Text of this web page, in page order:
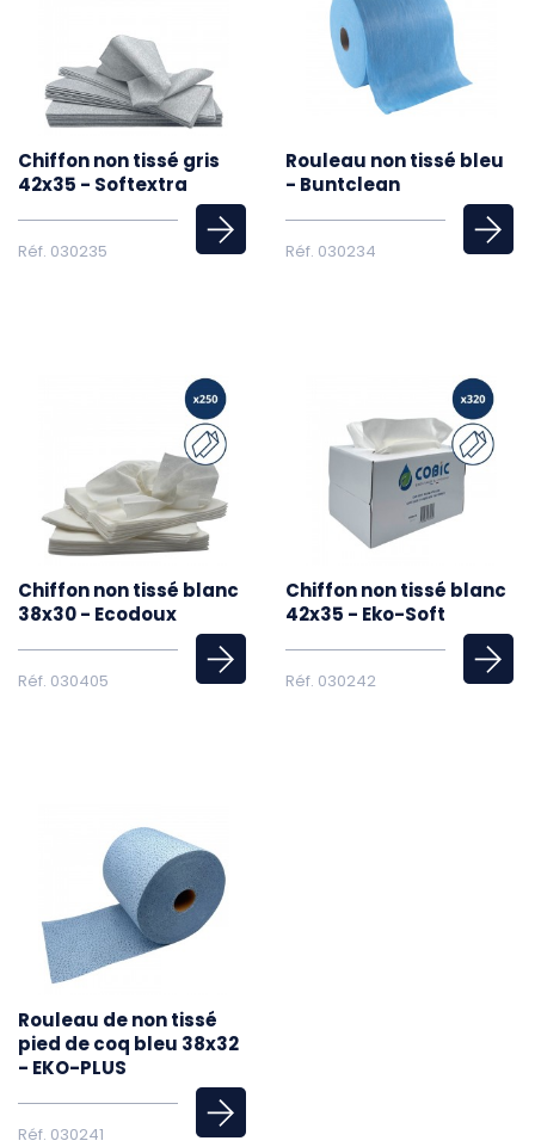
Chiffon non tissé gris
42x35 - Softextra
Réf. 030235
Rouleau non tissé bleu
- Buntclean
Réf. 030234
Chiffon non tissé blanc
38x30 - Ecodoux
Réf. 030405
Chiffon non tissé blanc
42x35 - Eko-Soft
Réf. 030242
Rouleau de non tissé
pied de coq bleu 38x32
- EKO-PLUS
Réf. 030241